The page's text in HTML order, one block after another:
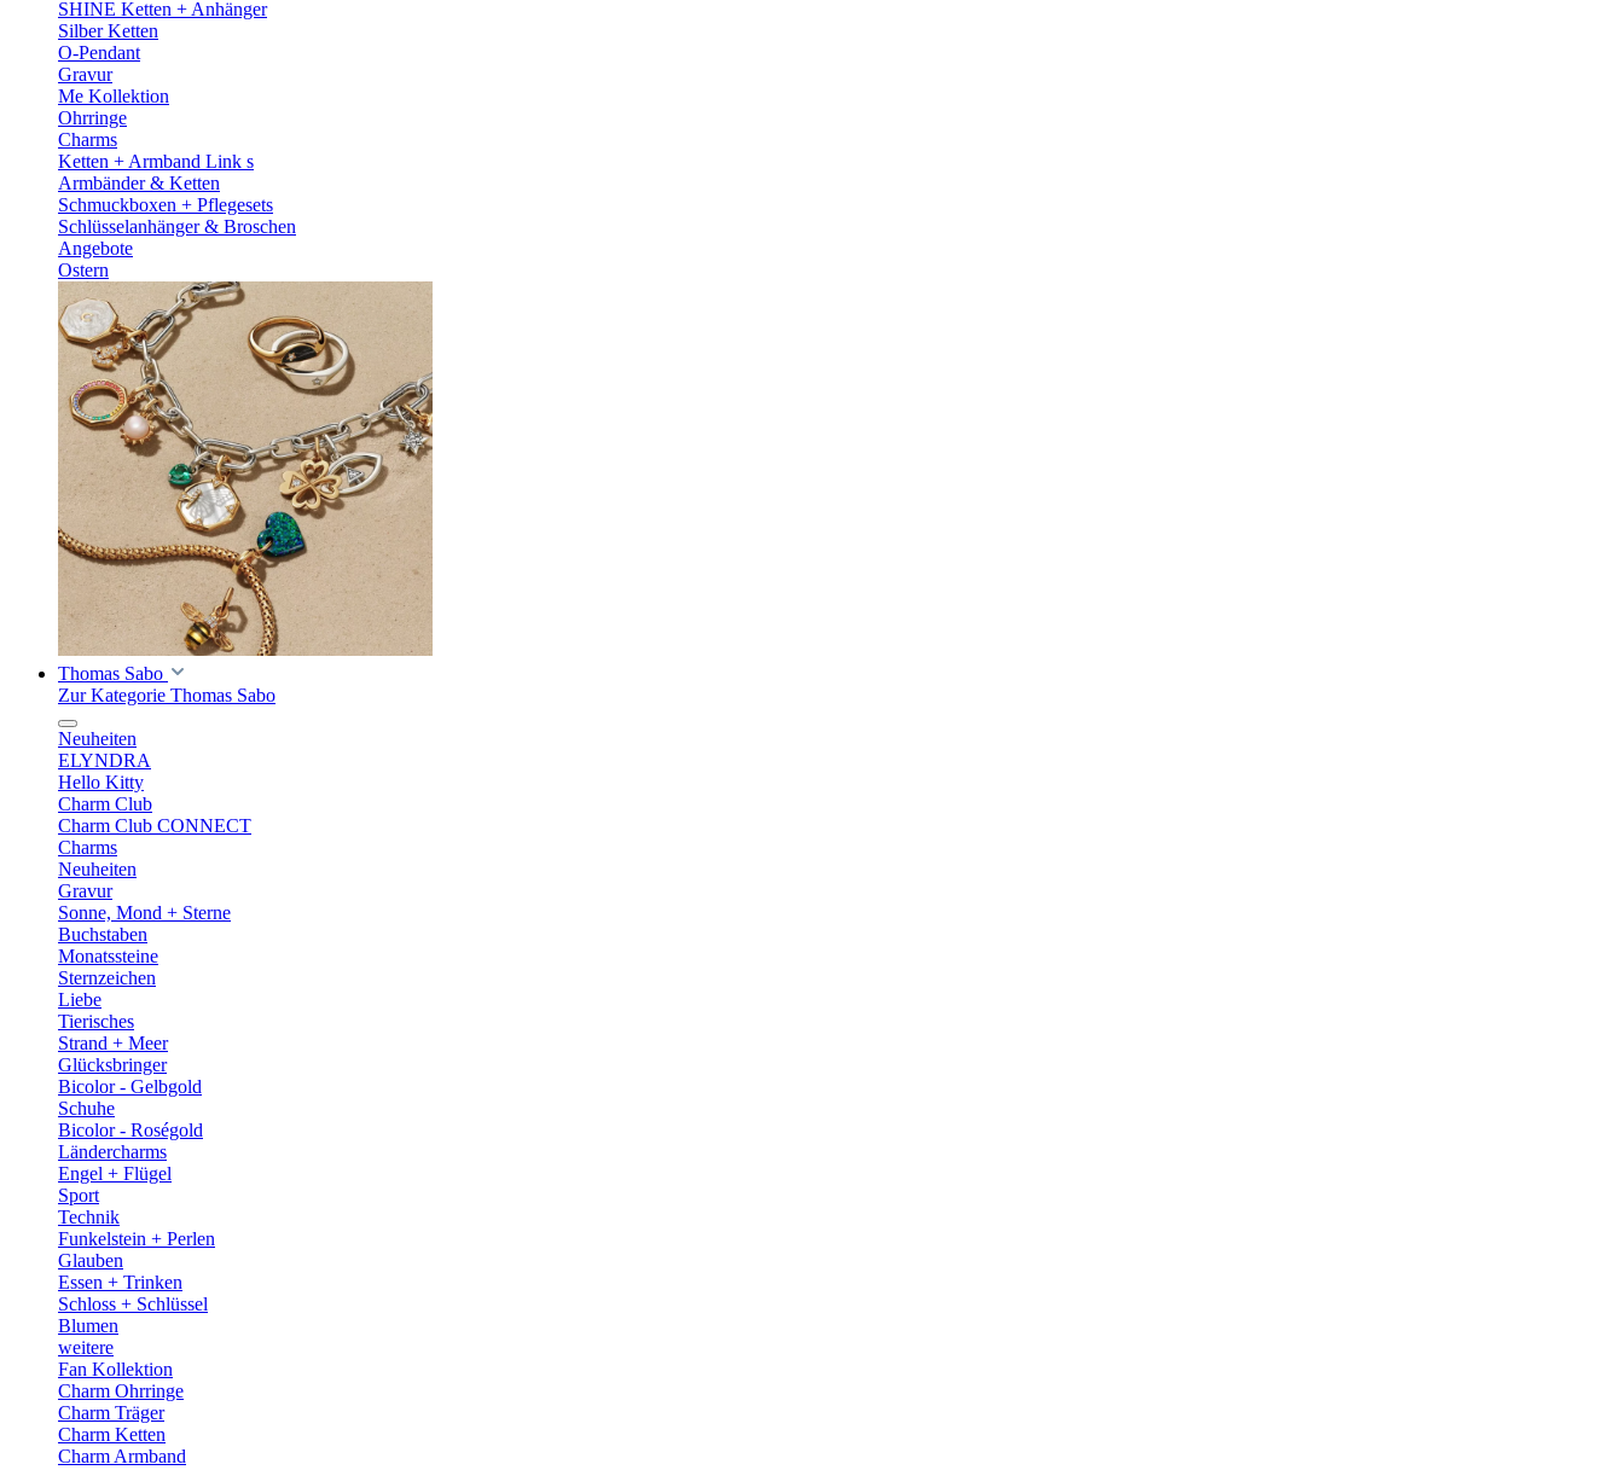
SHINE Ketten + Anhänger
Silber Ketten
O-Pendant
Gravur
Me Kollektion
Ohrringe
Charms
Ketten + Armband Link s
Armbänder & Ketten
Schmuckboxen + Pflegesets
Schlüsselanhänger & Broschen
Angebote
Ostern
Thomas Sabo
Zur Kategorie Thomas Sabo
Neuheiten
ELYNDRA
Hello Kitty
Charm Club
Charm Club CONNECT
Charms
Neuheiten
Gravur
Sonne, Mond + Sterne
Buchstaben
Monatssteine
Sternzeichen
Liebe
Tierisches
Strand + Meer
Glücksbringer
Bicolor - Gelbgold
Schuhe
Bicolor - Roségold
Ländercharms
Engel + Flügel
Sport
Technik
Funkelstein + Perlen
Glauben
Essen + Trinken
Schloss + Schlüssel
Blumen
weitere
Fan Kollektion
Charm Ohrringe
Charm Träger
Charm Ketten
Charm Armband